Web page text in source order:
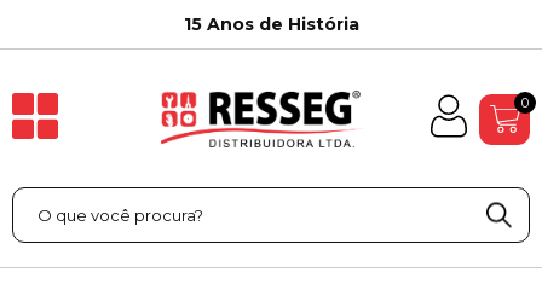
15 Anos de História
0